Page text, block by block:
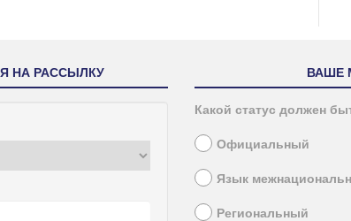
НА РАССЫЛКУ ВАШЕ
Какой статус должен
Официальный
Язык
Региональный